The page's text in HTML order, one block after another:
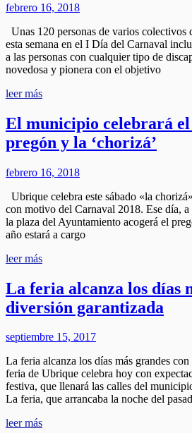
febrero 16, 2018
Unas 120 personas de varios colectivos
esta semana en el I Día del Carnaval
a las personas con cualquier tipo de
novedosa y pionera con el objetivo
leer más
El municipio celebrará el
pregón y la ‘chorizá’
febrero 16, 2018
Ubrique celebra este sábado «la
con motivo del Carnaval 2018. Ese día,
la plaza del Ayuntamiento acogerá el
año estará a cargo
leer más
La feria alcanza los días
diversión garantizada
septiembre 15, 2017
La feria alcanza los días más grandes
feria de Ubrique celebra hoy con
festiva, que llenará las calles del
La feria, que arrancaba la noche del
leer más